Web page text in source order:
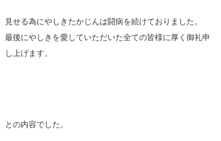
見せる為にやしきたかじんは闘病を続けておりました。
最後にやしきを愛していただいた全ての皆様に厚く御礼申
し上げます。
との内容でした。